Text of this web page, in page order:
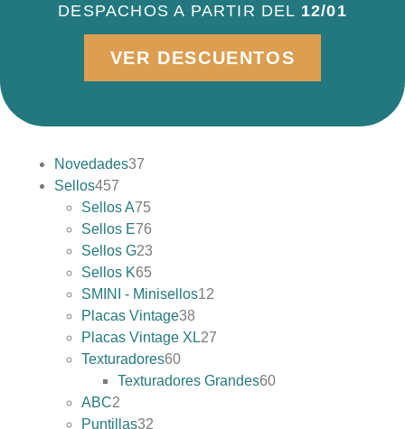
DESPACHOS A PARTIR DEL 12/01
VER DESCUENTOS
Novedades37
Sellos457
Sellos A75
Sellos E76
Sellos G23
Sellos K65
SMINI - Minisellos12
Placas Vintage38
Placas Vintage XL27
Texturadores60
Texturadores Grandes60
ABC2
Puntillas32